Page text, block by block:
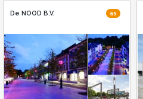
65
De NOOD B.V.